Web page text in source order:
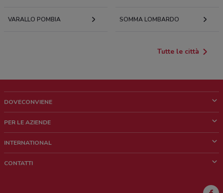
VARALLO POMBIA SOMMA LOMBARDO
Tutte le città
DOVECONVIENE
Chi siamo
Lavora con noi
PER LE AZIENDE
Richieste commerciali e marketing
INTERNATIONAL
CONTATTI